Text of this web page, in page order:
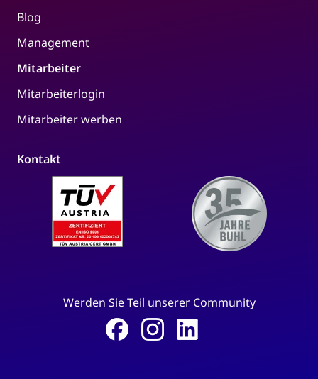
Blog
Management
Mitarbeiter
Mitarbeiterlogin
Mitarbeiter werben
Kontakt
Werden Sie Teil unserer Community